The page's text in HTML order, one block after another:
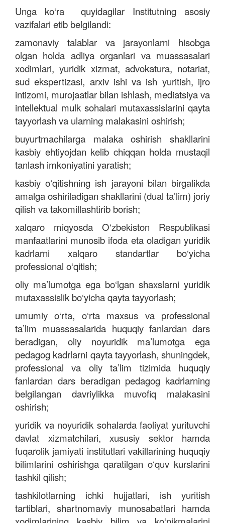
Unga ko‘ra quyidagilar Institutning asosiy
vazifalari etib belgilandi:
zamonaviy talablar va jarayonlarni hisobga
olgan holda adliya organlari va muassasalari
xodimlari, yuridik xizmat, advokatura, notariat,
sud ekspertizasi, arxiv ishi va ish yuritish, ijro
intizomi, murojaatlar bilan ishlash, mediatsiya va
intellektual mulk sohalari mutaxassislarini qayta
tayyorlash va ularning malakasini oshirish;
buyurtmachilarga malaka oshirish shakllarini
kasbiy ehtiyojdan kelib chiqqan holda mustaqil
tanlash imkoniyatini yaratish;
kasbiy o‘qitishning ish jarayoni bilan birgalikda
amalga oshiriladigan shakllarini (dual ta’lim) joriy
qilish va takomillashtirib borish;
xalqaro miqyosda O‘zbekiston Respublikasi
manfaatlarini munosib ifoda eta oladigan yuridik
kadrlarni xalqaro standartlar bo‘yicha
professional o‘qitish;
oliy ma’lumotga ega bo‘lgan shaxslarni yuridik
mutaxassislik bo‘yicha qayta tayyorlash;
umumiy o‘rta, o‘rta maxsus va professional
ta’lim muassasalarida huquqiy fanlardan dars
beradigan, oliy noyuridik ma’lumotga ega
pedagog kadrlarni qayta tayyorlash, shuningdek,
professional va oliy ta’lim tizimida huquqiy
fanlardan dars beradigan pedagog kadrlarning
belgilangan davriylikka muvofiq malakasini
oshirish;
yuridik va noyuridik sohalarda faoliyat yurituvchi
davlat xizmatchilari, xususiy sektor hamda
fuqarolik jamiyati institutlari vakillarining huquqiy
bilimlarini oshirishga qaratilgan o‘quv kurslarini
tashkil qilish;
tashkilotlarning ichki hujjatlari, ish yuritish
tartiblari, shartnomaviy munosabatlari hamda